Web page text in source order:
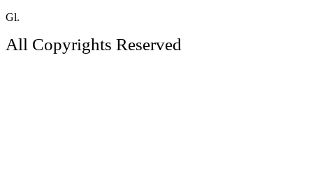
Gl.
All Copyrights Reserved